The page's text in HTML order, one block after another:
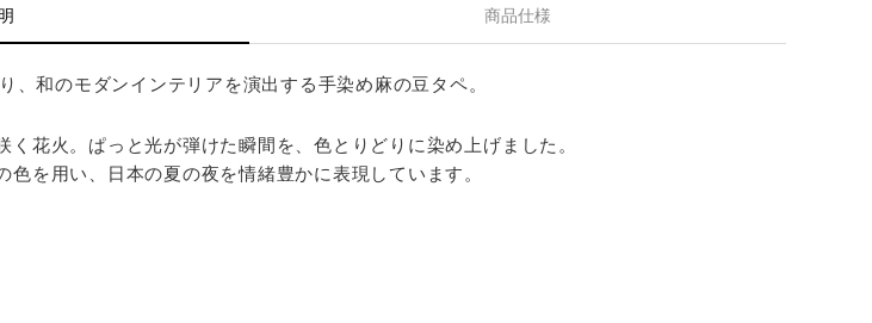
商品仕様
、和のモダンインテリアを演出する手染め麻の豆タペ。
花火。ぱっと光が弾けた瞬間を、色とりどりに染め上げました。
を用い、日本の夏の夜を情緒豊かに表現しています。